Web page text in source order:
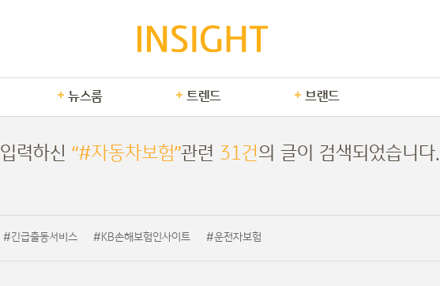
뉴스룸 트렌드 브랜드
입력하신 “#자동차보험”관련 31건의 글이 검색되었습니다.
#긴급출동서비스 #KB손해보험인사이트 #운전자보험